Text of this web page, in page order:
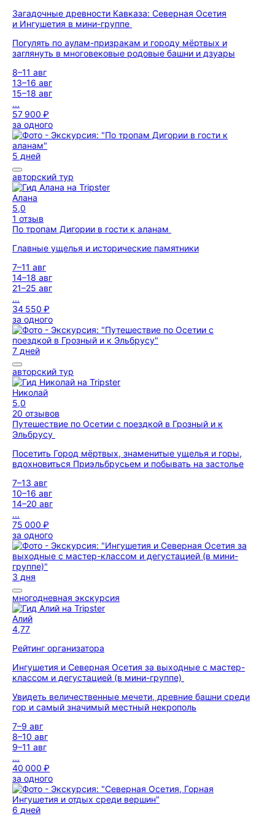
Загадочные древности Кавказа: Северная Осетия
и Ингушетия в мини-группе
Погулять по аулам-призракам и городу мёртвых и
заглянуть в многовековые родовые башни и дзуары
8–11 авг
13–16 авг
15–18 авг
...
57 900 ₽
за одного
5 дней
авторский тур
Алана
5,0
1 отзыв
По тропам Дигории в гости к аланам
Главные ущелья и исторические памятники
7–11 авг
14–18 авг
21–25 авг
...
34 550 ₽
за одного
7 дней
авторский тур
Николай
5,0
20 отзывов
Путешествие по Осетии с поездкой в Грозный и к
Эльбрусу
Посетить Город мёртвых, знаменитые ущелья и горы,
вдохновиться Приэльбрусьем и побывать на застолье
7–13 авг
10–16 авг
14–20 авг
...
75 000 ₽
за одного
3 дня
многодневная экскурсия
Алий
4,77
Рейтинг организатора
Ингушетия и Северная Осетия за выходные с мастер-
классом и дегустацией (в мини-группе)
Увидеть величественные мечети, древние башни среди
гор и самый значимый местный некрополь
7–9 авг
8–10 авг
9–11 авг
...
40 000 ₽
за одного
6 дней